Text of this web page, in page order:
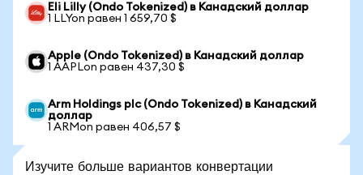
Eli Lilly (Ondo Tokenized) в Канадский доллар
1 LLYon равен 1 659,70 $
Apple (Ondo Tokenized) в Канадский доллар
1 AAPLon равен 437,30 $
Arm Holdings plc (Ondo Tokenized) в Канадский
доллар
1 ARMon равен 406,57 $
Изучите больше вариантов конвертации